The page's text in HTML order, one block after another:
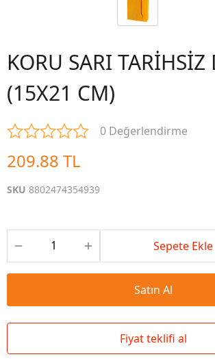
KORU SARI TARİHSİZ
(15X21 CM)
0 Değerlendirme
209.88 TL
SKU 8802474354939
Sepete Ekle
Satın Al
Fiyat teklifi al